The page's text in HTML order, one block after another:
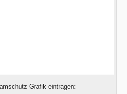
Grafik eintragen: